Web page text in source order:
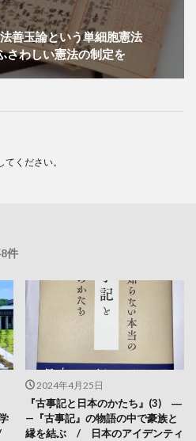
善玉論という単細胞憲法
わしい憲法の制定を
てください。
件
/
2024年4月25日
『古事記と日本のかたち』(3) ―
—『古事記』の物語の中で豪族と
縁を結ぶ / 日本のアイデンティ